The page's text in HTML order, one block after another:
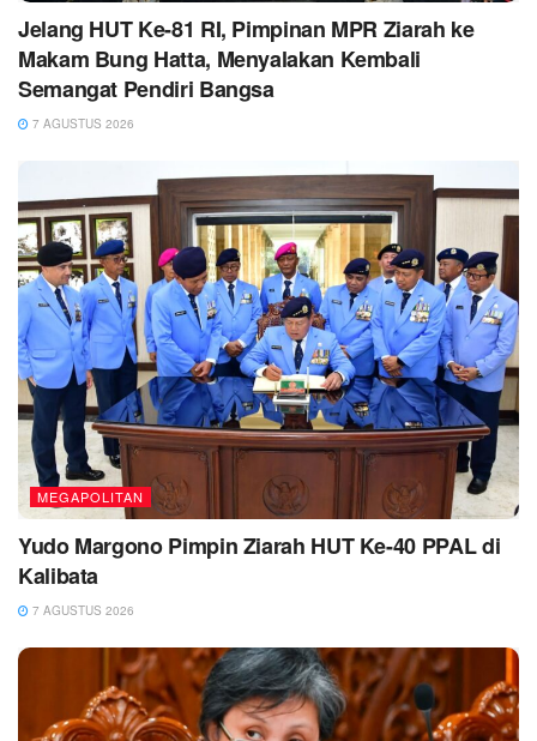
Jelang HUT Ke-81 RI, Pimpinan MPR Ziarah ke
Makam Bung Hatta, Menyalakan Kembali
Semangat Pendiri Bangsa
7 AGUSTUS 2026
MEGAPOLITAN
Yudo Margono Pimpin Ziarah HUT Ke-40 PPAL di
Kalibata
7 AGUSTUS 2026